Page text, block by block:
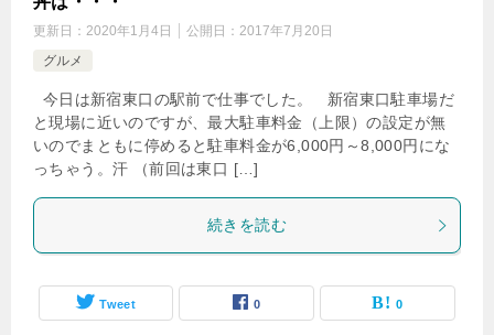
更新日： 2020年1月4日 公開日： 2017年7月20日
グルメ
今日は新宿東口の駅前で仕事でした。 新宿東口駐車場だ
と現場に近いのですが、最大駐車料金（上限）の設定が無
いのでまともに停めると駐車料金が6,000円～8,000円にな
っちゃう。汗 （前回は東口 […]
続きを読む
Tweet 0 0